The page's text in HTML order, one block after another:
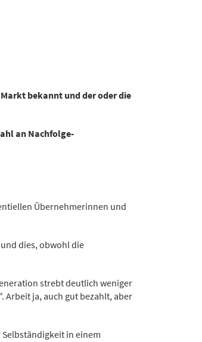
bekannt und der oder die
an Nachfolge-
Übernehmerinnen und
dies, obwohl die
strebt deutlich weniger
Arbeit ja, auch gut bezahlt, aber
in einem